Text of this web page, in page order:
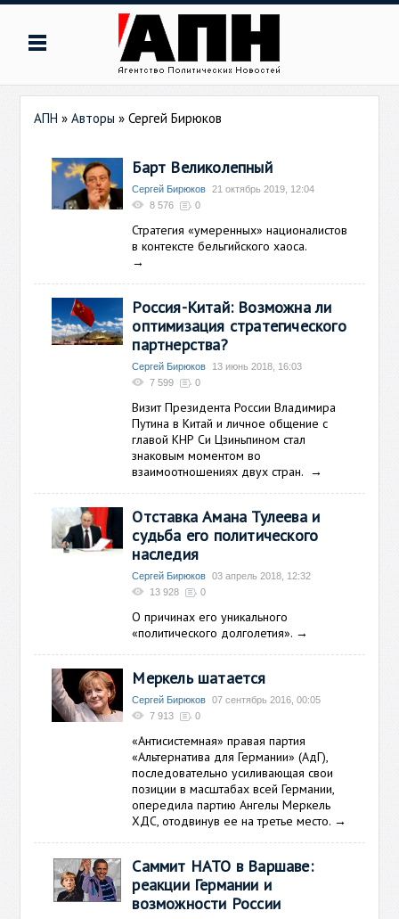
АПН »Авторы »Сергей Бирюков
Барт Великолепный
Сергей Бирюков
21 октябрь 2019, 12:04
8 576
0
Стратегия «умеренных» националистов
в контексте бельгийского хаоса.
→
Россия-Китай: Возможна ли
оптимизация стратегического
партнерства?
Сергей Бирюков
13 июнь 2018, 16:03
7 599
0
Визит Президента России Владимира
Путина в Китай и личное общение с
главой КНР Си Цзиньпином стал
знаковым моментом во
взаимоотношениях двух стран. →
Отставка Амана Тулеева и
судьба его политического
наследия
Сергей Бирюков
03 апрель 2018, 12:32
13 928
0
О причинах его уникального
«политического долголетия». →
Меркель шатается
Сергей Бирюков
07 сентябрь 2016, 00:05
7 913
0
«Антисистемная» правая партия
«Альтернатива для Германии» (АдГ),
последовательно усиливающая свои
позиции в масштабах всей Германии,
опередила партию Ангелы Меркель
ХДС, отодвинув ее на третье место. →
Саммит НАТО в Варшаве:
реакции Германии и
возможности России